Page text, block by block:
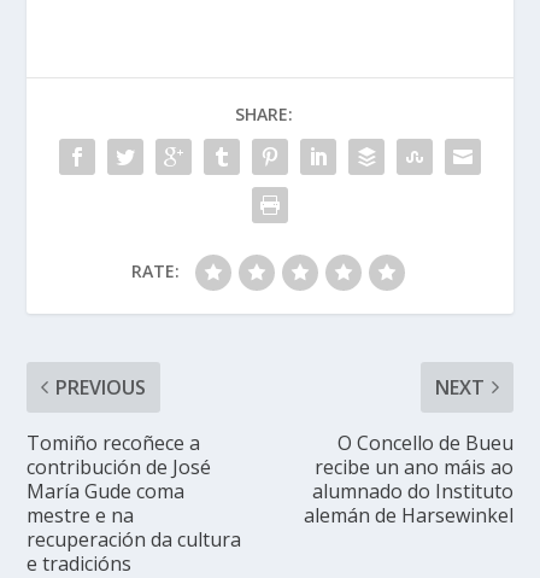
SHARE:
RATE:
PREVIOUS
Tomiño recoñece a
contribución de José
María Gude coma
mestre e na
recuperación da cultura
e tradicións
NEXT
O Concello de Bueu
recibe un ano máis ao
alumnado do Instituto
alemán de Harsewinkel